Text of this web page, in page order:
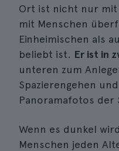
Ort ist nicht nur
mit Menschen
Einheimischen als
beliebt ist. Er ist in
unteren zum
Spazierengehen
Panoramafotos der
Wenn es dunkel
Menschen jeden